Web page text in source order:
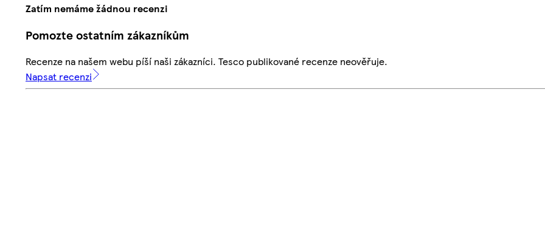
Zatím nemáme žádnou recenzi
Pomozte ostatním zákazníkům
Recenze na našem webu píší naši zákazníci. Tesco publikované recenze neověřuje.
Napsat recenzi